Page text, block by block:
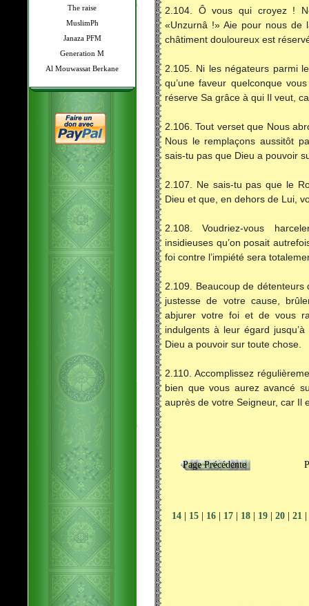
The raise
MuslimPh
Janaza PFM
Generation M
Al Mouwassat Berkane
2.104. Ô vous qui croyez !
«Unzurnâ !» Aie pour nous de
châtiment douloureux est
2.105. Ni les négateurs parmi
qu’une faveur quelconque
réserve Sa grâce à qui Il veut,
2.106. Tout verset que Nous
Nous le remplaçons aussitôt
sais-tu pas que Dieu a pouvoir
2.107. Ne sais-tu pas que le
Dieu et que, en dehors de Lui,
2.108. Voudriez-vous
insidieuses qu’on posait
foi contre l’impiété sera
2.109. Beaucoup de détenteurs
justesse de votre cause,
abjurer votre foi et de vous
indulgents à leur égard
Dieu a pouvoir sur toute chose.
2.110. Accomplissez
bien que vous aurez avancé
auprès de votre Seigneur, car Il
Page Précédente
14| 15| 16| 17| 18| 19| 20| 21|